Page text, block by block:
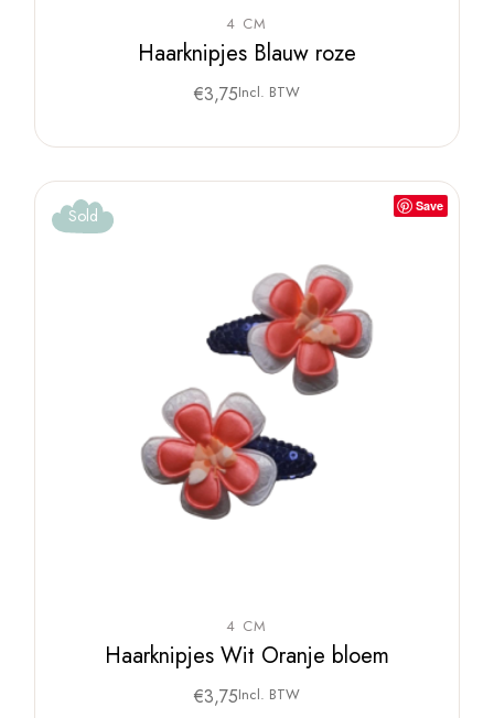
4 CM
Haarknipjes Blauw roze
€3,75Incl. BTW
Save
Sold
4 CM
Haarknipjes Wit Oranje bloem
€3,75Incl. BTW